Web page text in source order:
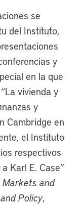
se
del Instituto,
y
en la que
vivienda y
y
Cambridge en
el Instituto
respectivos
Karl E. Case”
Markets and
Policy,